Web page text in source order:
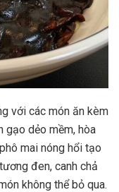
với các món ăn kèm
gạo dẻo mềm, hòa
mai nóng hổi tạo
đen, canh chả
không thể bỏ qua.